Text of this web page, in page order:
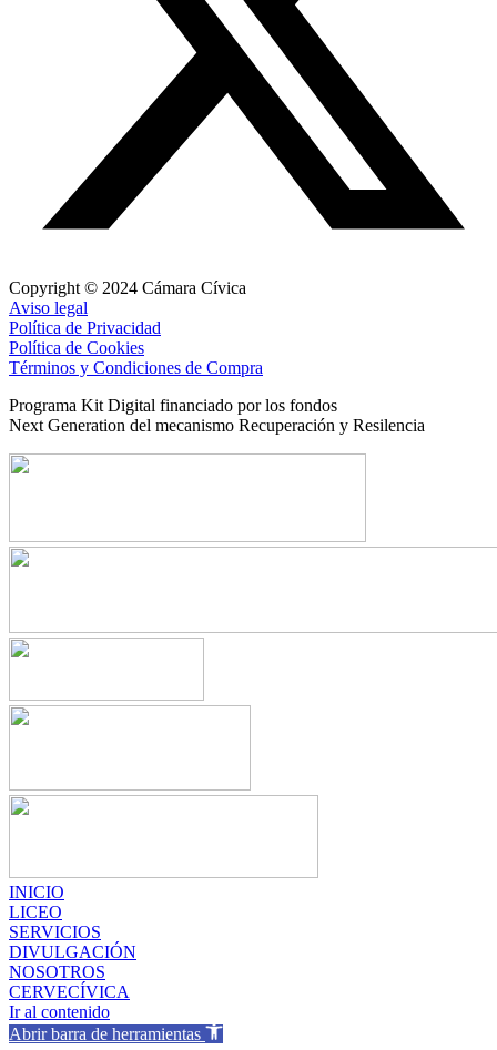
Copyright © 2024 Cámara Cívica
Aviso legal
Política de Privacidad
Política de Cookies
Términos y Condiciones de Compra
Programa Kit Digital financiado por los fondos
Next Generation del mecanismo Recuperación y Resilencia
INICIO
LICEO
SERVICIOS
DIVULGACIÓN
NOSOTROS
CERVECÍVICA
Ir al contenido
Abrir barra de herramientas